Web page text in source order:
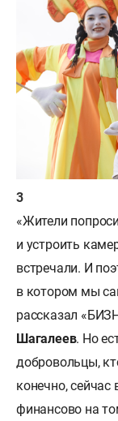
«Жители
и устроить
встречали. И
в котором мы
рассказал
Шагалеев. Но
добровольцы,
конечно,
финансово на